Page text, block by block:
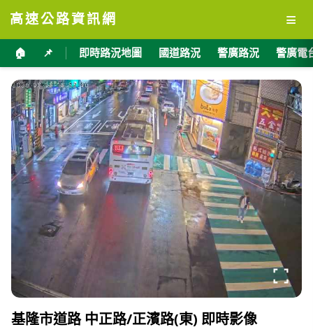
高速公路資訊網 ≡
🏠 📌 即時路況地圖 國道路況 警廣路況 警廣電
基隆市道路 中正路/正濱路(東) 即時影像